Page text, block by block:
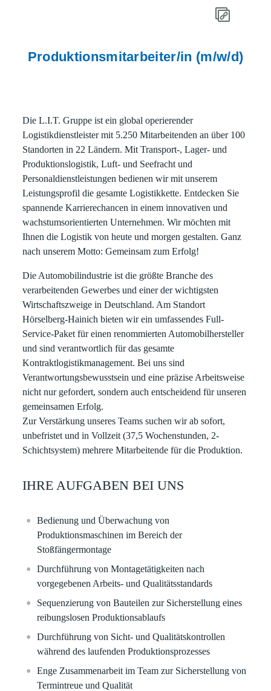
Produktionsmitarbeiter/in (m/w/d)
Die L.I.T. Gruppe ist ein global operierender
Logistikdienstleister mit 5.250 Mitarbeitenden an über 100
Standorten in 22 Ländern. Mit Transport-, Lager- und
Produktionslogistik, Luft- und Seefracht und
Personaldienstleistungen bedienen wir mit unserem
Leistungsprofil die gesamte Logistikkette. Entdecken Sie
spannende Karrierechancen in einem innovativen und
wachstumsorientierten Unternehmen. Wir möchten mit
Ihnen die Logistik von heute und morgen gestalten. Ganz
nach unserem Motto: Gemeinsam zum Erfolg!
Die Automobilindustrie ist die größte Branche des
verarbeitenden Gewerbes und einer der wichtigsten
Wirtschaftszweige in Deutschland. Am Standort
Hörselberg-Hainich bieten wir ein umfassendes Full-
Service-Paket für einen renommierten Automobilhersteller
und sind verantwortlich für das gesamte
Kontraktlogistikmanagement. Bei uns sind
Verantwortungsbewusstsein und eine präzise Arbeitsweise
nicht nur gefordert, sondern auch entscheidend für unseren
gemeinsamen Erfolg.
Zur Verstärkung unseres Teams suchen wirab sofort,
unbefristet und in Vollzeit (37,5 Wochenstunden, 2-
Schichtsystem) mehrere Mitarbeitende für die Produktion.
IHRE AUFGABEN BEI UNS
Bedienung und Überwachung von
Produktionsmaschinen im Bereich der
Stoßfängermontage
Durchführung von Montagetätigkeiten nach
vorgegebenen Arbeits- und Qualitätsstandards
Sequenzierung von Bauteilen zur Sicherstellung eines
reibungslosen Produktionsablaufs
Durchführung von Sicht- und Qualitätskontrollen
während des laufenden Produktionsprozesses
Enge Zusammenarbeit im Team zur Sicherstellung von
Termintreue und Qualität